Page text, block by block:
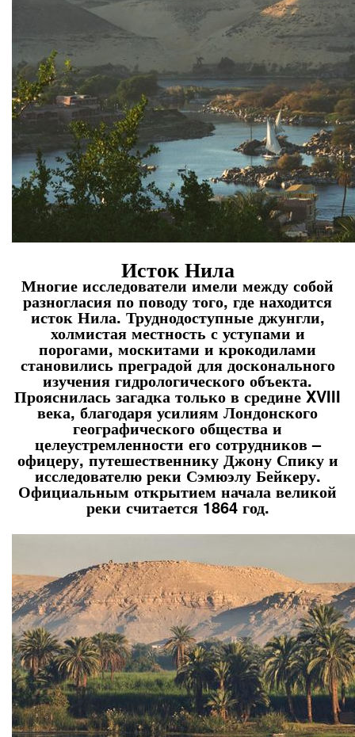
Исток Нила
Многие исследователи имели между собой
разногласия по поводу того, где находится
исток Нила. Труднодоступные джунгли,
холмистая местность с уступами и
порогами, москитами и крокодилами
становились преградой для досконального
изучения гидрологического объекта.
Прояснилась загадка только в средине XVIII
века, благодаря усилиям Лондонского
географического общества и
целеустремленности его сотрудников –
офицеру, путешественнику Джону Спику и
исследователю реки Сэмюэлу Бейкеру.
Официальным открытием начала великой
реки считается 1864 год.